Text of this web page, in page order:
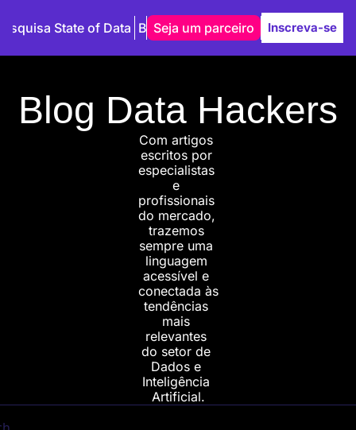
State of Data Blog Autores
Seja um parceiro Inscreva-se
Blog Data Hackers
Com artigos
escritos por
especialistas
e
profissionais
do mercado,
trazemos
sempre uma
linguagem
acessível e
conectada às
tendências
mais
relevantes
do setor de
Dados e
Inteligência
Artificial.